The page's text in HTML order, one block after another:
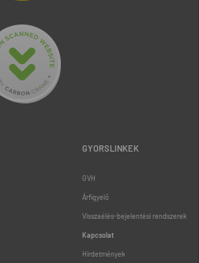
GYORSLINKEK
GVH
Árfigyelő
Visszaélés-bejelentési rendszerek
Kapcsolat
Hirdetmények